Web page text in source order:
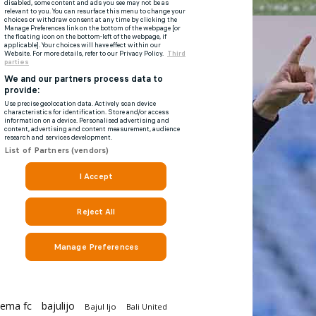
fc bajulijo Bajul Ijo Bali United